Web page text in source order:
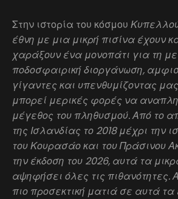
Στην ιστορία του κόσμου
έθνη με μια μικρή πισίνα έχουν
χαράξουν ένα μονοπάτι για τη
ποδοσφαιρική διοργάνωση,
γίγαντες και υπενθυμίζοντας
μπορεί μερικές φορές να
μέγεθος του πληθυσμού. Από το
της Ισλανδίας το 2018 μέχρι την
του Κουρασάο και του Πράσινου
την έκδοση του 2026, αυτά τα
αψηφήσει όλες τις πιθανότητες.
πιο προσεκτική ματιά σε αυτά